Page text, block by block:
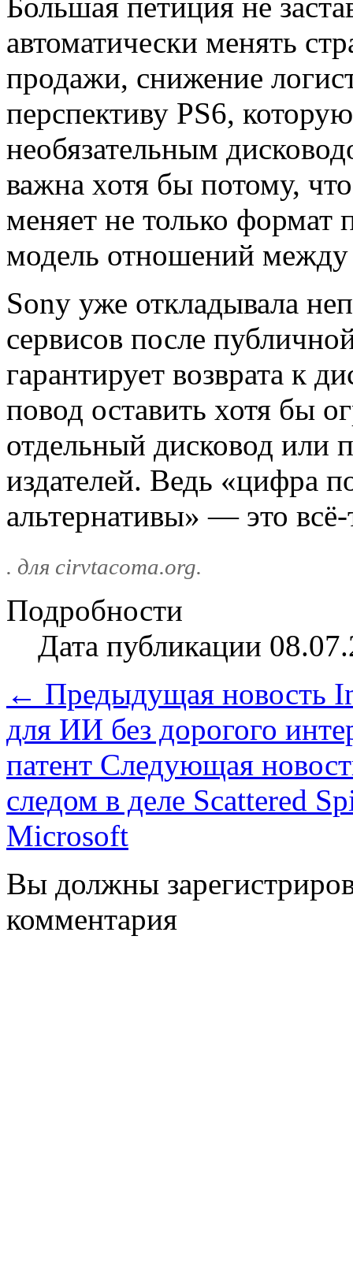
Большая петиция не
автоматически менять
продажи, снижение
перспективу PS6,
необязательным
важна хотя бы потому,
меняет не только
модель отношений
Sony уже откладывала
сервисов после
гарантирует возврата к
повод оставить хотя бы
отдельный дисковод или
издателей. Ведь «цифра
альтернативы» — это
. для cirvtacoma.org.
Подробности
Дата публикации
← Предыдущая новость
для ИИ без дорогого
патент Следующая
следом в деле Scattered
Microsoft
Вы должны
комментария